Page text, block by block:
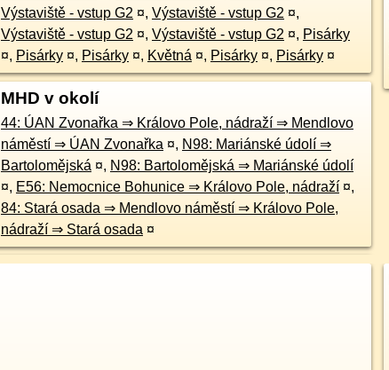
Výstaviště - vstup G2 ¤, Výstaviště - vstup G2 ¤,
Výstaviště - vstup G2 ¤, Výstaviště - vstup G2 ¤, Pisárky
¤, Pisárky ¤, Pisárky ¤, Květná ¤, Pisárky ¤, Pisárky ¤
MHD v okolí
44: ÚAN Zvonařka ⇒ Královo Pole, nádraží ⇒ Mendlovo
náměstí ⇒ ÚAN Zvonařka ¤, N98: Mariánské údolí ⇒
Bartolomějská ¤, N98: Bartolomějská ⇒ Mariánské údolí
¤, E56: Nemocnice Bohunice ⇒ Královo Pole, nádraží ¤,
84: Stará osada ⇒ Mendlovo náměstí ⇒ Královo Pole,
nádraží ⇒ Stará osada ¤